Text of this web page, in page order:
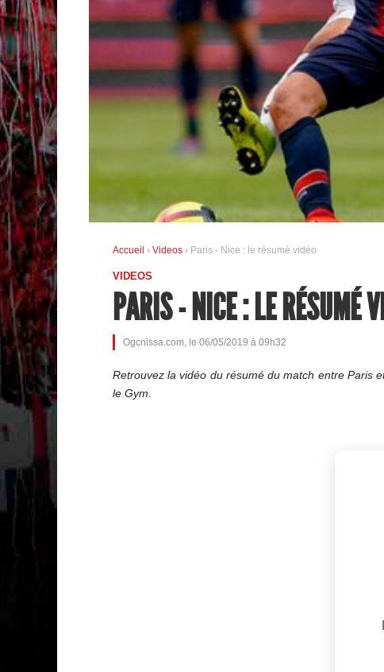
Accueil › Videos › Paris - Nice : le résumé vidéo
VIDEOS
PARIS - NICE : LE RÉSUMÉ
Ogcnissa.com, le 06/05/2019 à 09h32
Retrouvez la vidéo du résumé du match entre Paris
le Gym.